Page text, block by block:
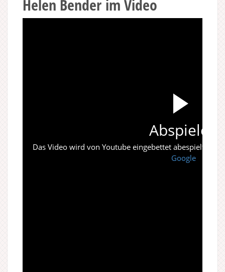
Helen Bender im Video
Abspielen
Das Video wird von Youtube eingebettet abespielt. Es
Google